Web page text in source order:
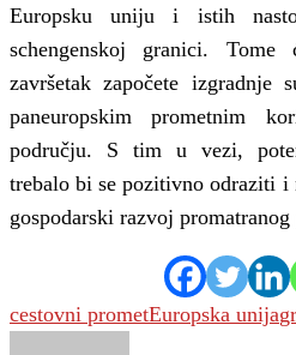
Europsku uniju i istih
schengenskoj granici. Tome
završetak započete izgradnje
paneuropskim prometnim
području. S tim u vezi,
trebalo bi se pozitivno odraziti i
gospodarski razvoj
cestovni prometEuropska unija